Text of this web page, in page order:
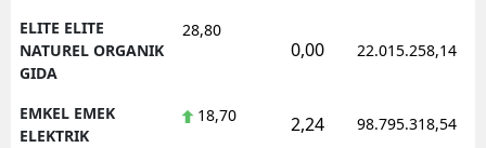
ELITE ELITE
NATUREL ORGANIK
GIDA
28,80
0,00 22.015.258,14
EMKEL EMEK
ELEKTRIK
18,70 2,24 98.795.318,54